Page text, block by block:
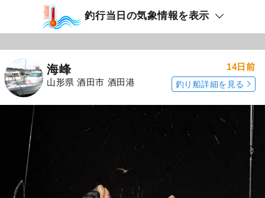
釣行当日の気象情報を表示
海峰
山形県 酒田市 酒田港
14日前
釣り船詳細を見る